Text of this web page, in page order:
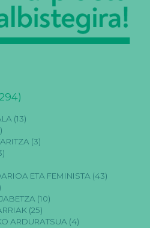
(13)
(3)
ETA FEMINISTA (43)
(10)
(25)
ARDURATSUA (4)